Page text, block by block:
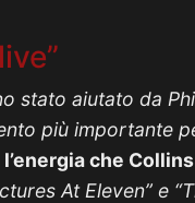
stato aiutato da
più importante
che
At Eleven” e